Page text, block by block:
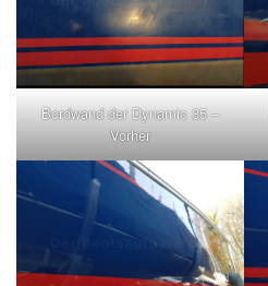
Bordwand der Dynamic 35 –
Vorher